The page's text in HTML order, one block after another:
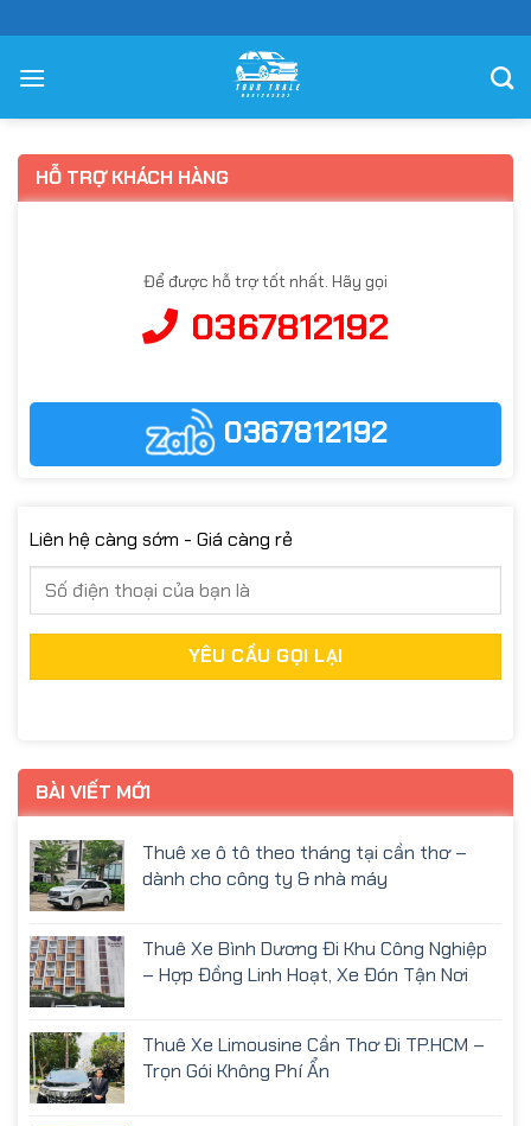
đến
nội
HỖ TRỢ KHÁCH HÀNG
Để được hỗ trợ tốt nhất. Hãy gọi
0367812192
0367812192
Liên hệ càng sớm - Giá càng rẻ
BÀI VIẾT MỚI
Thuê xe ô tô theo tháng tại cần thơ –
dành cho công ty & nhà máy
Thuê Xe Bình Dương Đi Khu Công Nghiệp
– Hợp Đồng Linh Hoạt, Xe Đón Tận Nơi
Thuê Xe Limousine Cần Thơ Đi TP.HCM –
Trọn Gói Không Phí Ẩn